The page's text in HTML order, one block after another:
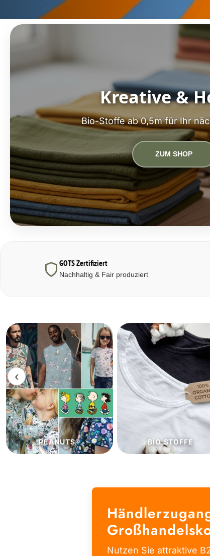
Kreative &
Bio-Stoffe ab 0,5m für Ihr
ZUM SHOP
GOTS Zertifiziert
Nachhaltig & Fair produziert
‹
BIO.STOFFE ECO.STOFFE
Nutzen Sie attraktive